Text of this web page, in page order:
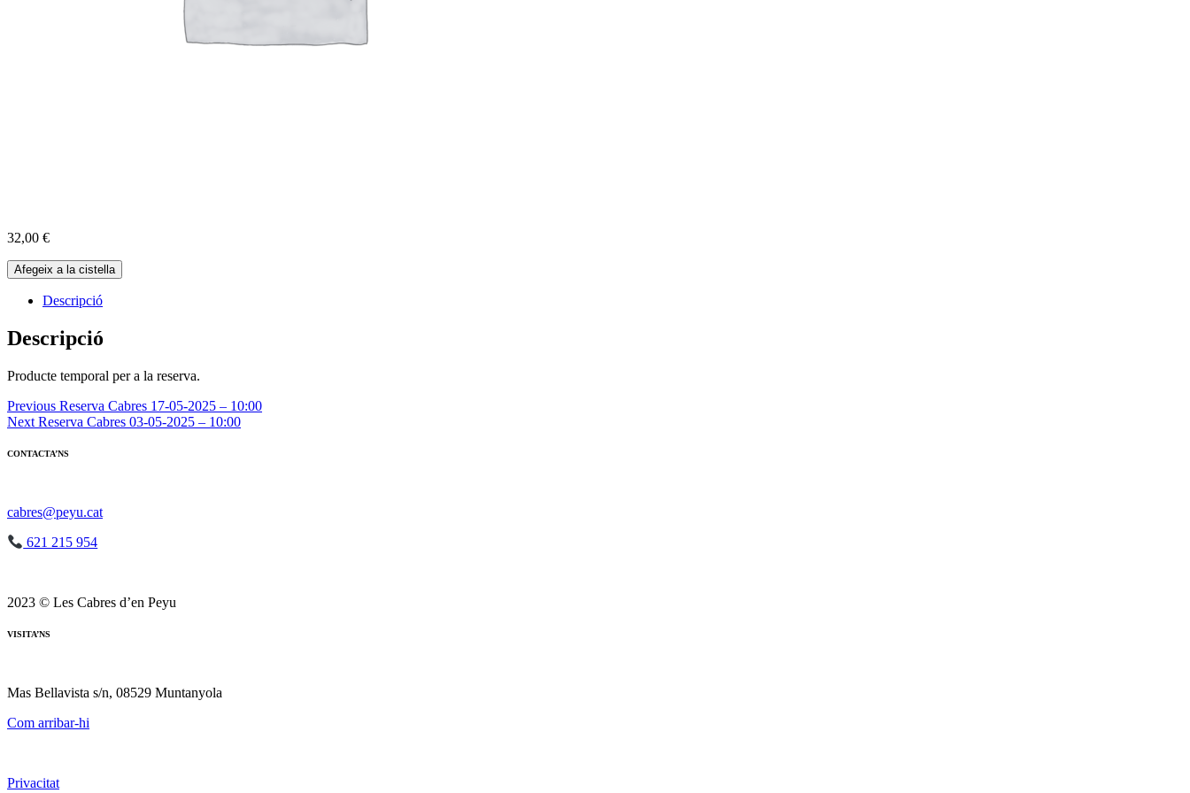
32,00 €
quantitat
de
Reserva
01-
06-
-
Afegeix a la cistella
Descripció
Descripció
Producte temporal per a la reserva.
Navegació
d'entrades
Previous Reserva Cabres 17-05-2025 – 10:00
Next Reserva Cabres 03-05-2025 – 10:00
CONTACTA’NS
cabres@peyu.cat
621 215 954
2023 © Les Cabres d’en Peyu
VISITA’NS
Mas Bellavista s/n, 08529 Muntanyola
Com arribar-hi
Privacitat